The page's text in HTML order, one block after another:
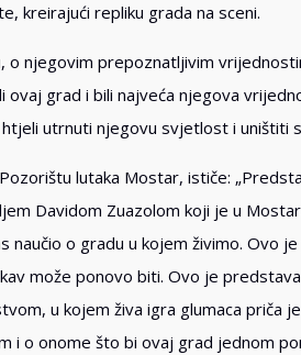
kreirajući repliku grada na sceni.
njegovim prepoznatljivim
ovaj grad i bili najveća njegova
utrnuti njegovu svjetlost i uništiti
lutaka Mostar, ističe:
Davidom Zuazolom koji je u
naučio o gradu u kojem živimo. Ovo
može ponovo biti. Ovo je
u kojem živa igra glumaca priča
i o onome što bi ovaj grad jednom